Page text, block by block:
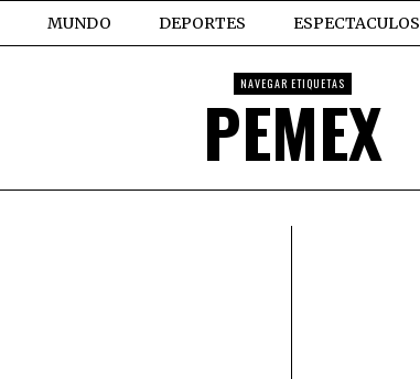
MUNDO DEPORTES ESPECTACULOS
NAVEGAR ETIQUETAS
PEMEX